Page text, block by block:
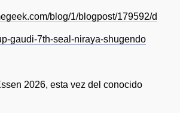
blog/1/blogpost/179592/d
gaudi-7th-seal-niraya-shugendo
2026, esta vez del conocido